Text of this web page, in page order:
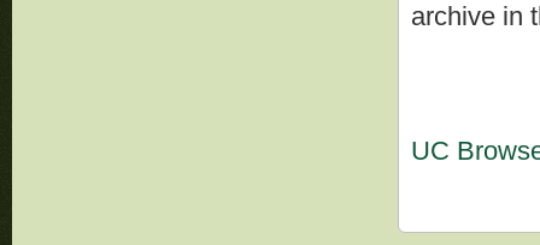
archive in
UC